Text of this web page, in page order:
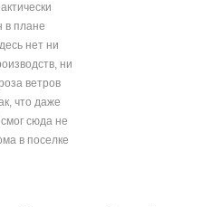
в плане
нет ни
ни
ветров
что даже
сюда не
в поселке